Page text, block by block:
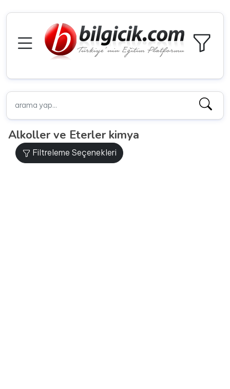
Alkoller ve Eterler kimya
Filtreleme Seçenekleri